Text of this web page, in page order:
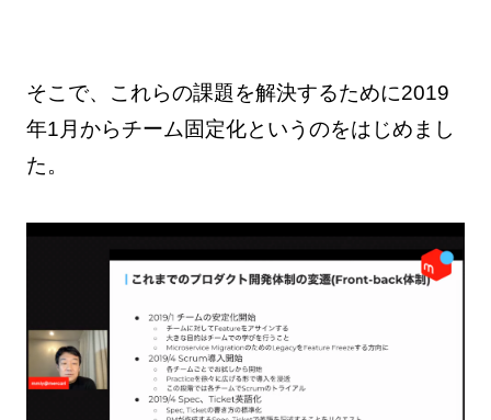
そこで、これらの課題を解決するために2019
年1月からチーム固定化というのをはじめまし
た。